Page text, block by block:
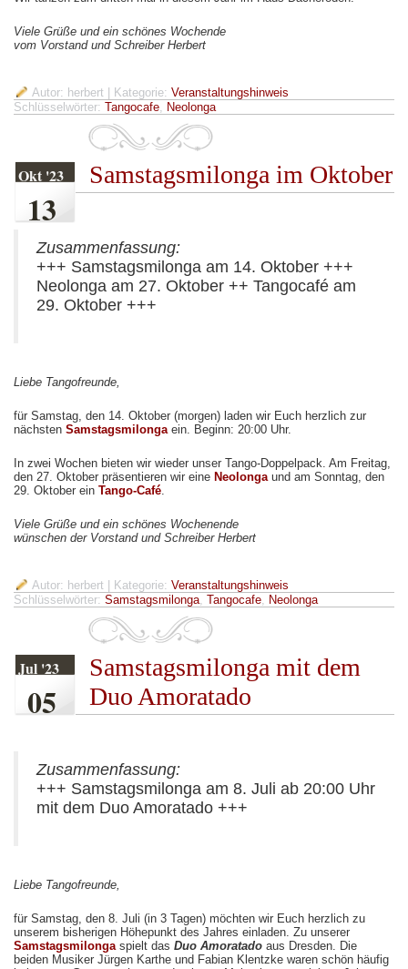
Viele Grüße und ein schönes Wochende
vom Vorstand und Schreiber Herbert
Autor: herbert | Kategorie: Veranstaltungshinweis
Schlüsselwörter:
Tangocafe, Neolonga
Okt '23
13
Samstagsmilonga im Oktober
Zusammenfassung:
+++ Samstagsmilonga am 14. Oktober +++
Neolonga am 27. Oktober ++ Tangocafé am
29. Oktober +++
Liebe Tangofreunde,
für Samstag, den 14. Oktober (morgen) laden wir Euch herzlich zur
nächsten Samstagsmilongaein. Beginn: 20:00 Uhr.
In zwei Wochen bieten wir wieder unser Tango-Doppelpack. Am Freitag,
den 27. Oktober präsentieren wir eine Neolongaund am Sonntag, den
29. Oktober ein Tango-Café.
Viele Grüße und ein schönes Wochenende
wünschen der Vorstand und Schreiber Herbert
Autor: herbert | Kategorie: Veranstaltungshinweis
Schlüsselwörter: Samstagsmilonga, Tangocafe, Neolonga
Jul '23
05
Samstagsmilonga mit dem
Duo Amoratado
Zusammenfassung:
+++ Samstagsmilonga am 8. Juli ab 20:00 Uhr
mit dem Duo Amoratado +++
Liebe Tangofreunde,
für Samstag, den 8. Juli (in 3 Tagen) möchten wir Euch herzlich zu
unserem bisherigen Höhepunkt des Jahres einladen. Zu unserer
Samstagsmilongaspielt das Duo Amoratado aus Dresden. Die
beiden Musiker Jürgen Karthe und Fabian Klentzke waren schön häufig